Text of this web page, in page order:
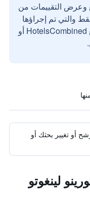
وعرض التقييمات من
والتي تم إجراؤها
بواسطة مستخدمين حقيقيين مع HotelsCombined أو
أو تغيير بحثك أو
لينغوتو